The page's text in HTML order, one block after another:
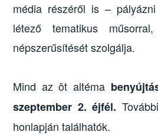
média részéről is –
létező tematikus
népszerűsítését szolgálja.
Mind az öt altéma
szeptember 2. éjfél.
honlapján találhatók.